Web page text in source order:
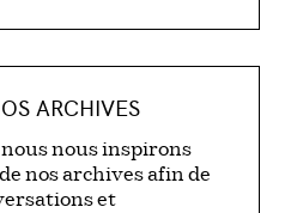
ARCHIVES
nous inspirons
nos archives afin de
et